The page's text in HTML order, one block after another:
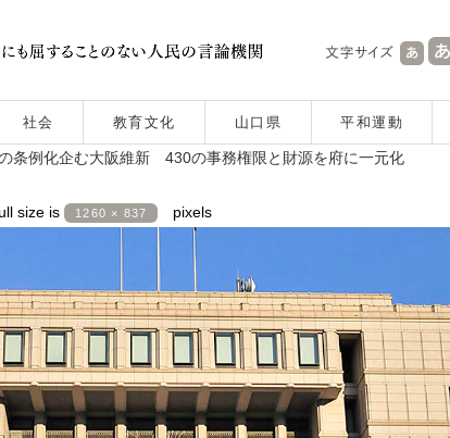
社会 教育文化 山口県 平和運動
条例化企む大阪維新 430の事務権限と財源を府に一元化
size is 1260 × 837 pixels